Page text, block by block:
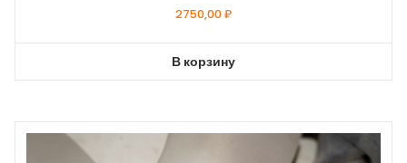
2750,00₽
В корзину